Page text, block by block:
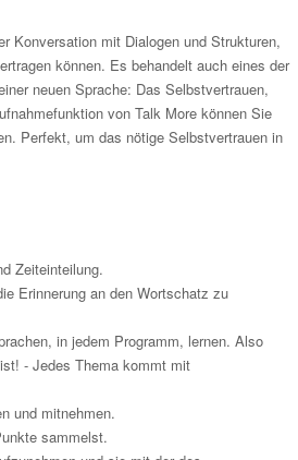
Konversation mit Dialogen und Strukturen,
können. Es behandelt auch eines der
neuen Sprache: Das Selbstvertrauen,
von Talk More können Sie
Perfekt, um das nötige Selbstvertrauen in
Zeiteinteilung.
Erinnerung an den Wortschatz zu
in jedem Programm, lernen. Also
- Jedes Thema kommt mit
und mitnehmen.
sammelst.